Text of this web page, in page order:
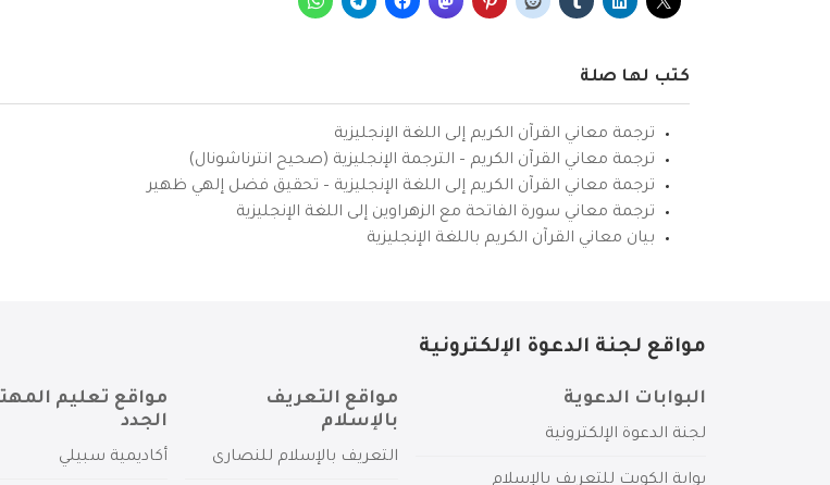
كتب لها صلة
ترجمة معاني القرآن الكريم إلى اللغة الإنجليزية
ترجمة معاني القرآن الكريم – الترجمة الإنجليزية (صحيح انترناشونال)
ترجمة معاني القرآن الكريم إلى اللغة الإنجليزية – تحقيق فضل إلهي ظهير
ترجمة معاني سورة الفاتحة مع الزهراوين إلى اللغة الإنجليزية
بيان معاني القرآن الكريم باللغة الإنجليزية
مواقع لجنة الدعوة الإلكترونية
البوابات الدعوية
لجنة الدعوة الإلكترونية
بوابة الكويت للتعريف بالإسلام
مواقع التعريف
بالإسلام
التعريف بالإسلام للنصارى
مواقع تعليم
الجدد
أكاديمية سبيلي